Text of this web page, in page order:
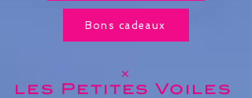
Bons cadeaux
x
les Petites Voiles